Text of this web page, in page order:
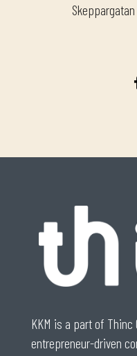
Skeppargatan
KKM is a part of
entrepreneur-driven